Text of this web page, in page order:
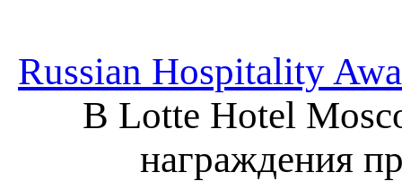
Russian Hospitality
В Lotte Hotel
награждения